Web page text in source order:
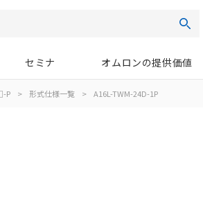
セミナ オムロンの提供価値
P > 形式仕様一覧 > A16L-TWM-24D-1P